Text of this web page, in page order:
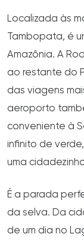
Localizada às
Tambopata, é
Amazônia. A
ao restante do
das viagens
aeroporto
conveniente à
infinito de
uma
É a parada
da selva. Da
de um dia no